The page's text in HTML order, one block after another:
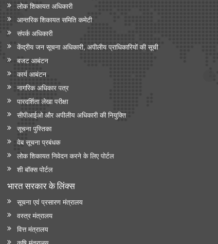
लोक शिकायत अधिकारी
आन्‍तरिक शिकायत समिति कमेटी
संपर्क अधिकारी
केंद्रीय जन सूचना अधिकारी, अपीलीय प्राधिकारियों की सूची
बजट आबंटन
कार्य आबंटन
नागरिक अधिकार पत्र
पारदर्शिता लेखा परीक्षा
सीपीआईओ और अपी‍लीय अधिकारी की नियुक्ति
सूचना पुस्तिका
वेब सूचना प्रबंधक
लोक शिकायत निवेदन करने के लिए पोर्टल
शी बॉक्स पोर्टल
भारत सरकार के लिंक्‍स
सूचना एवं प्रसारण मंत्रालय
वस्त्र मंत्रालय
वित्त मंत्रालय